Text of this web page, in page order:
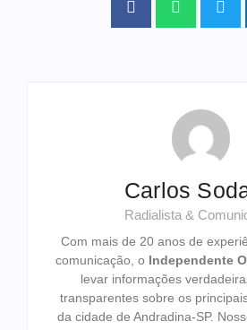
Carlos
Radialista &
Com mais de 20 anos de
comunicação, o Independente
levar informações
transparentes sobre os
da cidade de Andradina-SP.